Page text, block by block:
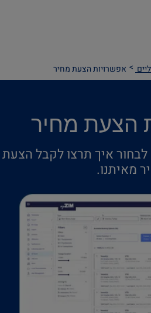
אפשרויות הצעת מחיר
הצעת מחיר
איך תרצו לקבל הצעת
מאיתנו.